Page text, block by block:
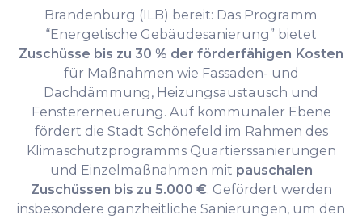
Brandenburg (ILB) bereit: Das Programm
“Energetische Gebäudesanierung” bietet
Zuschüsse bis zu 30 % der förderfähigen Kosten
für Maßnahmen wie Fassaden- und
Dachdämmung, Heizungs­austausch und
Fenstererneuerung. Auf kommunaler Ebene
fördert die Stadt Schönefeld im Rahmen des
Klimaschutzprogramms Quartierssanierungen
und Einzelmaßnahmen mit pauschalen
Zuschüssen bis zu 5.000 €. Gefördert werden
insbesondere ganzheitliche Sanierungen, um den